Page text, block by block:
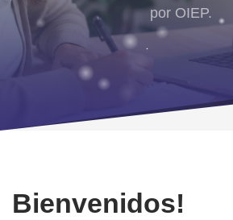
por OIEP.
Bienvenidos!